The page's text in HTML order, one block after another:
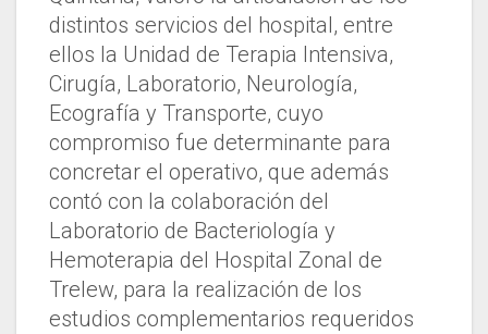
distintos servicios del hospital, entre
ellos la Unidad de Terapia Intensiva,
Cirugía, Laboratorio, Neurología,
Ecografía y Transporte, cuyo
compromiso fue determinante para
concretar el operativo, que además
contó con la colaboración del
Laboratorio de Bacteriología y
Hemoterapia del Hospital Zonal de
Trelew, para la realización de los
estudios complementarios requeridos